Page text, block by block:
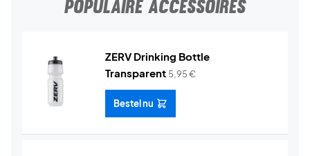
POPULAIRE ACCESSOIRES
ZERV Drinking Bottle
Transparent 5,95€
Bestel nu